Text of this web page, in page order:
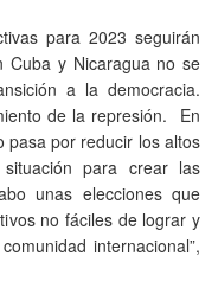
para 2023 seguirán
Cuba y Nicaragua no se
a la democracia.
de la represión. En
pasa por reducir los altos
para crear las
unas elecciones que
no fáciles de lograr y
internacional”,